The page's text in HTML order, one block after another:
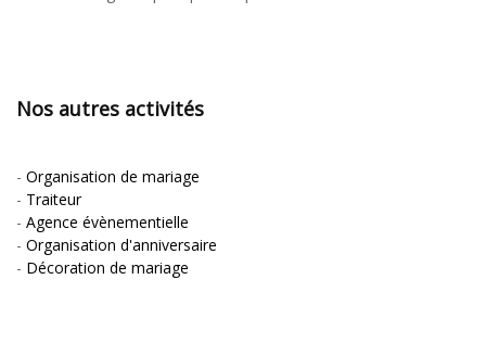
Nos autres activités
- Organisation de mariage
- Traiteur
- Agence évènementielle
- Organisation d'anniversaire
- Décoration de mariage